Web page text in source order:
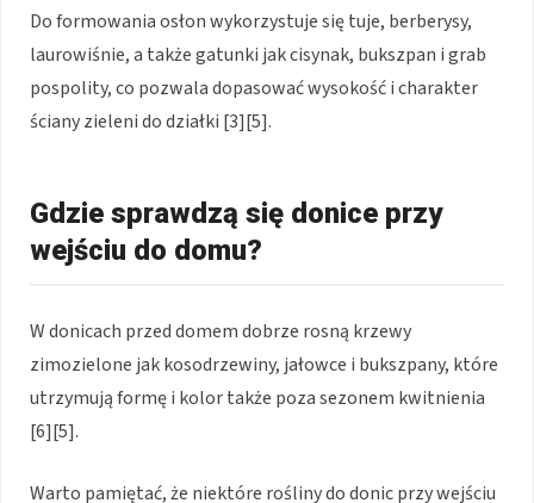
Do formowania osłon wykorzystuje się tuje, berberysy,
laurowiśnie, a także gatunki jak cisynak, bukszpan i grab
pospolity, co pozwala dopasować wysokość i charakter
ściany zieleni do działki [3][5].
Gdzie sprawdzą się donice przy
wejściu do domu?
W donicach przed domem dobrze rosną krzewy
zimozielone jak kosodrzewiny, jałowce i bukszpany, które
utrzymują formę i kolor także poza sezonem kwitnienia
[6][5].
Warto pamiętać, że niektóre rośliny do donic przy wejściu